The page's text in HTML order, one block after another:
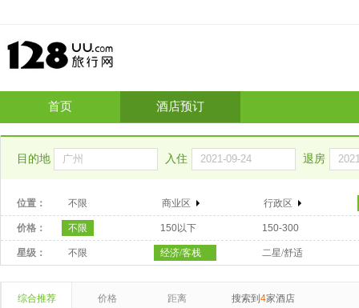
首页 酒店预订
目的地 入住 退房
位置： 不限 商业区 行政区
价格： 不限 150以下 150-300
星级： 不限 经济/客栈 二星/舒适
综合推荐 价格 距离 搜索到 4家酒店